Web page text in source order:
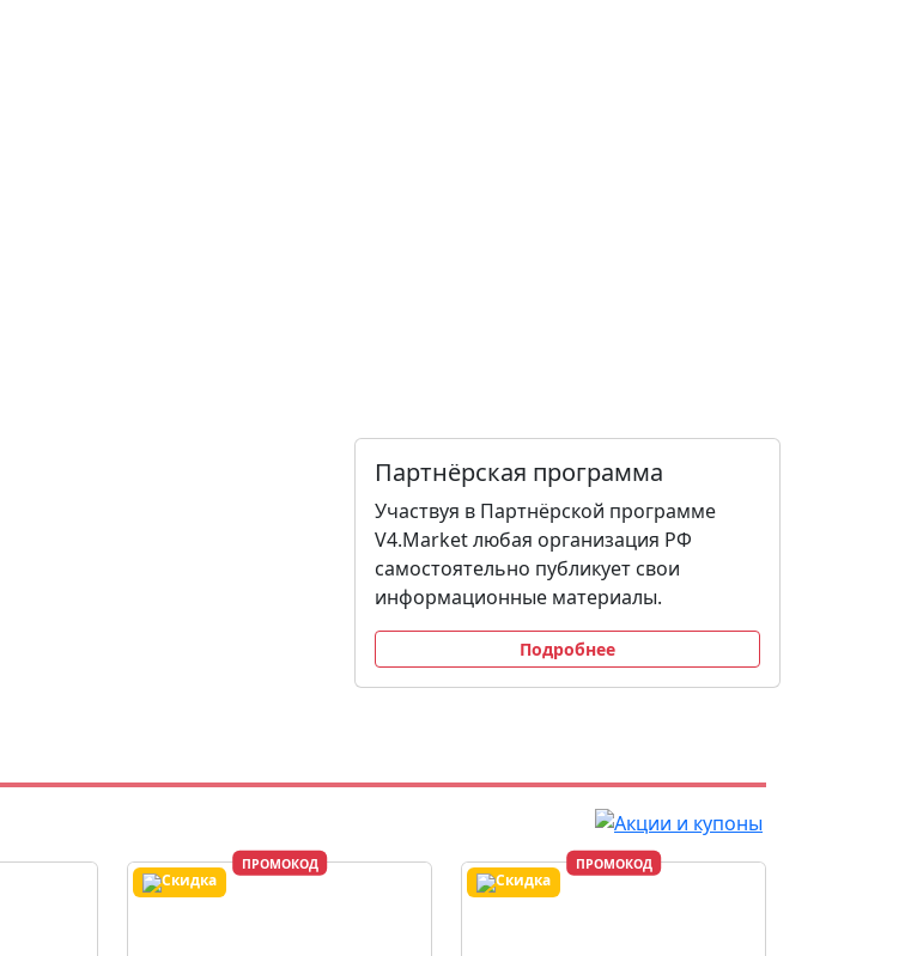
Партнёрская программа
Участвуя в Партнёрской программе
V4.Market любая организация РФ
самостоятельно публикует свои
информационные материалы.
Подробнее
ПРОМОКОД ПРОМОКОД